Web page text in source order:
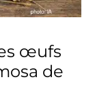
œufs
de